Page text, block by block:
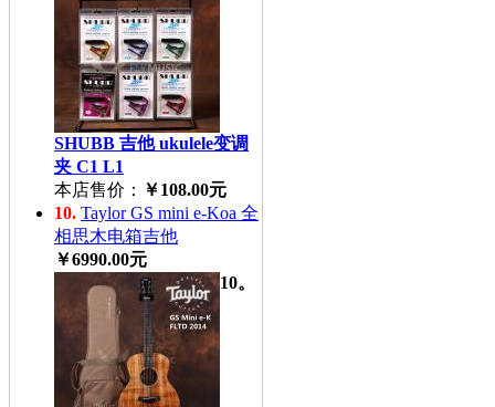
SHUBB 吉他 ukulele变调
夹 C1 L1
本店售价： ￥108.00元
10. Taylor GS mini e-Koa 全
相思木电箱吉他
￥6990.00元
10。